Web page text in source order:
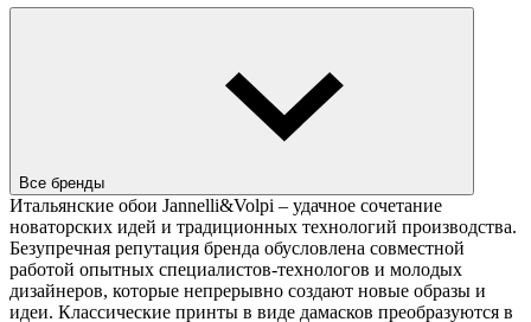
Все бренды
Итальянские обои Jannelli&Volpi – удачное сочетание
новаторских идей и традиционных технологий производства.
Безупречная репутация бренда обусловлена совместной
работой опытных специалистов-технологов и молодых
дизайнеров, которые непрерывно создают новые образы и
идеи. Классические принты в виде дамасков преобразуются в